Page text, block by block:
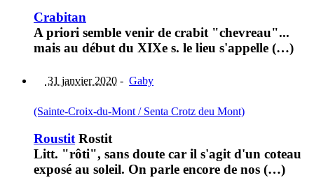
Crabitan
A priori semble venir de crabit "chevreau"...
mais au début du XIXe s. le lieu s'appelle (…)
31 janvier 2020 - Gaby
(Sainte-Croix-du-Mont / Senta Crotz deu Mont)
Roustit Rostit
Litt. "rôti", sans doute car il s'agit d'un coteau
exposé au soleil. On parle encore de nos (…)